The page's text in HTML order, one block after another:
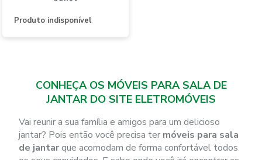
Produto indisponível
CONHEÇA OS MÓVEIS PARA SALA DE
JANTAR DO SITE ELETROMÓVEIS
Vai reunir a sua família e amigos para um delicioso
jantar? Pois então você precisa ter móveis para sala
de jantarque acomodam de forma confortável todos